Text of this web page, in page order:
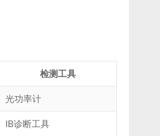
检测工具
光功率计
IB诊断工具